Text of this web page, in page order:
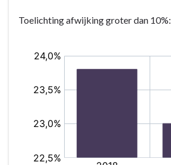
Toelichting afwijking groter dan 10%: